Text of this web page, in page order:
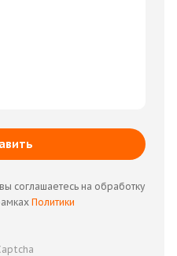
соглашаетесь на обработку
Политики